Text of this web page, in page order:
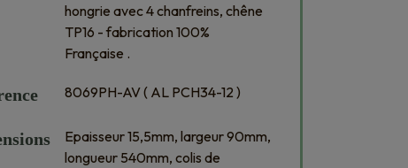
hongrie avec 4 chanfreins, chêne
TP16 - fabrication 100%
Française .
8069PH-AV ( AL PCH34-12 )
Epaisseur 15,5mm, largeur 90mm,
longueur 540mm, colis de